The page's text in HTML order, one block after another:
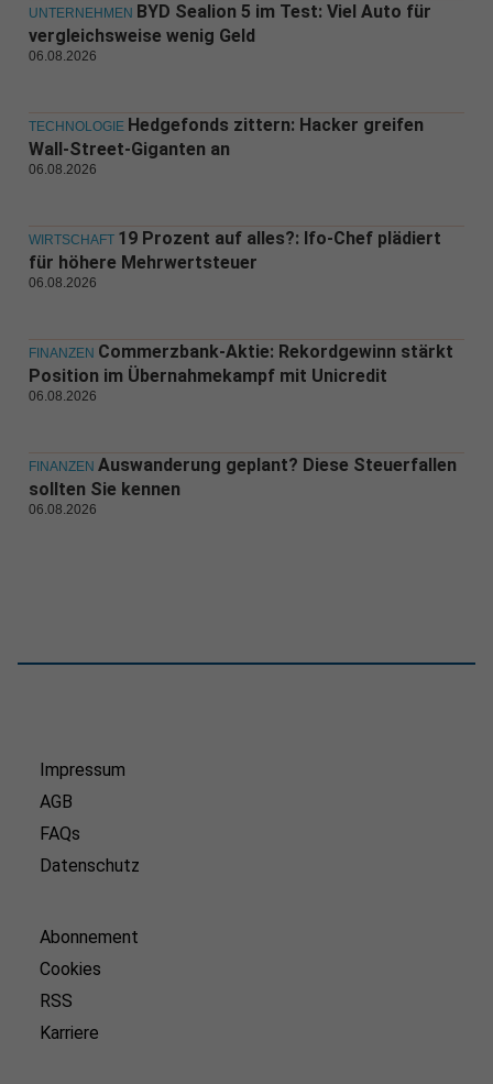
UNTERNEHMEN BYD Sealion 5 im Test: Viel Auto für
vergleichsweise wenig Geld
06.08.2026
TECHNOLOGIE Hedgefonds zittern: Hacker greifen
Wall-Street-Giganten an
06.08.2026
WIRTSCHAFT 19 Prozent auf alles?: Ifo-Chef plädiert
für höhere Mehrwertsteuer
06.08.2026
FINANZEN Commerzbank-Aktie: Rekordgewinn stärkt
Position im Übernahmekampf mit Unicredit
06.08.2026
FINANZEN Auswanderung geplant? Diese Steuerfallen
sollten Sie kennen
06.08.2026
Impressum
AGB
FAQs
Datenschutz
Abonnement
Cookies
RSS
Karriere